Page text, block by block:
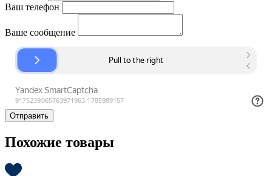
Ваш телефон
Ваше сообщение
Отправить
Похожие товары